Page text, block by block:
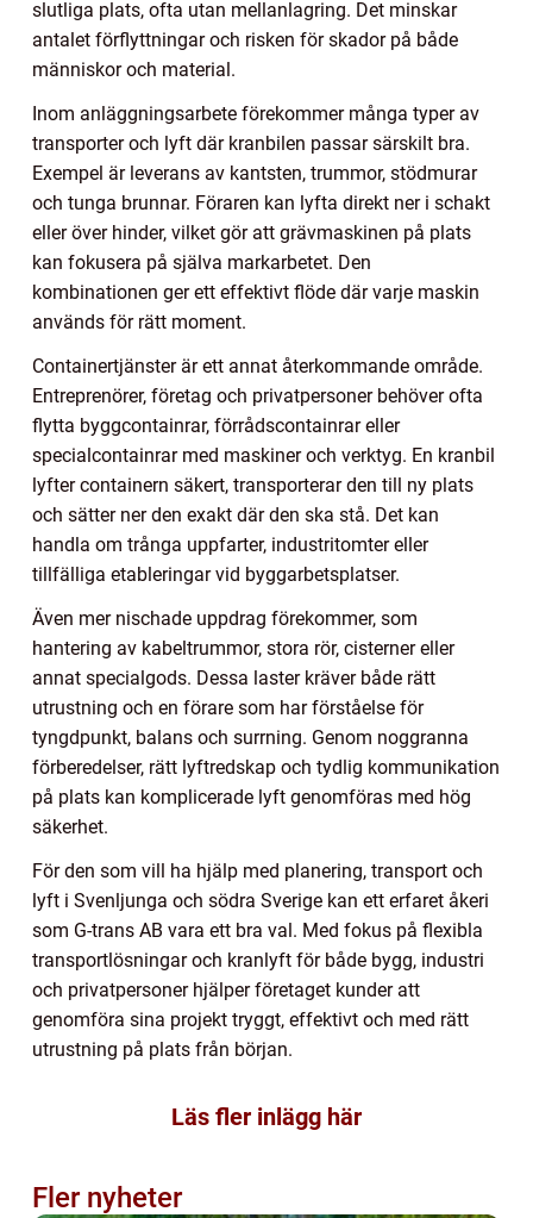
slutliga plats, ofta utan mellanlagring. Det minskar
antalet förflyttningar och risken för skador på både
människor och material.
Inom anläggningsarbete förekommer många typer av
transporter och lyft där kranbilen passar särskilt bra.
Exempel är leverans av kantsten, trummor, stödmurar
och tunga brunnar. Föraren kan lyfta direkt ner i schakt
eller över hinder, vilket gör att grävmaskinen på plats
kan fokusera på själva markarbetet. Den
kombinationen ger ett effektivt flöde där varje maskin
används för rätt moment.
Containertjänster är ett annat återkommande område.
Entreprenörer, företag och privatpersoner behöver ofta
flytta byggcontainrar, förrådscontainrar eller
specialcontainrar med maskiner och verktyg. En kranbil
lyfter containern säkert, transporterar den till ny plats
och sätter ner den exakt där den ska stå. Det kan
handla om trånga uppfarter, industritomter eller
tillfälliga etableringar vid byggarbetsplatser.
Även mer nischade uppdrag förekommer, som
hantering av kabeltrummor, stora rör, cisterner eller
annat specialgods. Dessa laster kräver både rätt
utrustning och en förare som har förståelse för
tyngdpunkt, balans och surrning. Genom noggranna
förberedelser, rätt lyftredskap och tydlig kommunikation
på plats kan komplicerade lyft genomföras med hög
säkerhet.
För den som vill ha hjälp med planering, transport och
lyft i Svenljunga och södra Sverige kan ett erfaret åkeri
som G-trans AB vara ett bra val. Med fokus på flexibla
transportlösningar och kranlyft för både bygg, industri
och privatpersoner hjälper företaget kunder att
genomföra sina projekt tryggt, effektivt och med rätt
utrustning på plats från början.
Läs fler inlägg här
Fler nyheter